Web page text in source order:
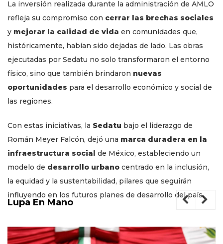
La inversión realizada durante la administración de AMLO
refleja su compromiso con cerrar las brechas sociales
y mejorar la calidad de vida en comunidades que,
históricamente, habían sido dejadas de lado. Las obras
ejecutadas por Sedatu no solo transformaron el entorno
físico, sino que también brindaron nuevas
oportunidades para el desarrollo económico y social de
las regiones.
Con estas iniciativas, la Sedatu bajo el liderazgo de
Román Meyer Falcón, dejó una marca duradera en la
infraestructura social de México, estableciendo un
modelo de desarrollo urbano centrado en la inclusión,
la equidad y la sustentabilidad, pilares que seguirán
influyendo en los futuros planes de desarrollo del país.
Lupa En Mano